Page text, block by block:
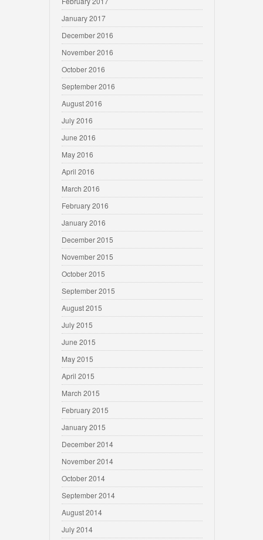
January 2017
December 2016
November 2016
October 2016
September 2016
August 2016
July 2016
June 2016
May 2016
April 2016
March 2016
February 2016
January 2016
December 2015
November 2015
October 2015
September 2015
August 2015
July 2015
June 2015
May 2015
April 2015
March 2015
February 2015
January 2015
December 2014
November 2014
October 2014
September 2014
August 2014
July 2014